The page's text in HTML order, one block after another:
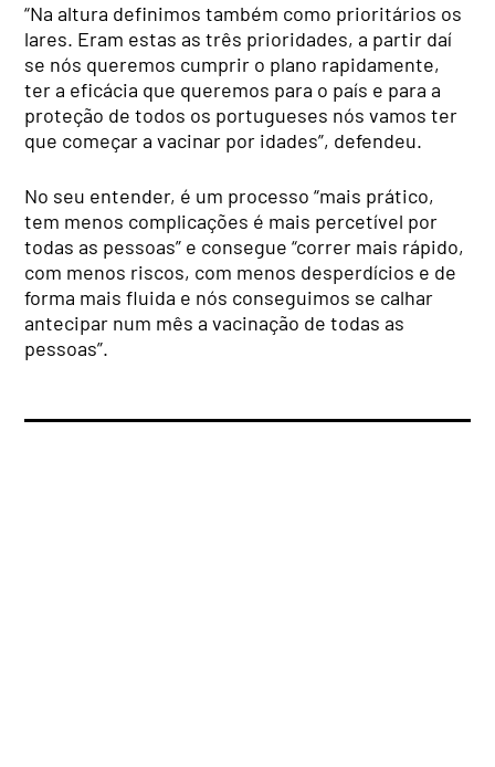
“Na altura definimos também como prioritários os
lares. Eram estas as três prioridades, a partir daí
se nós queremos cumprir o plano rapidamente,
ter a eficácia que queremos para o país e para a
proteção de todos os portugueses nós vamos ter
que começar a vacinar por idades”, defendeu.
No seu entender, é um processo “mais prático,
tem menos complicações é mais percetível por
todas as pessoas” e consegue “correr mais rápido,
com menos riscos, com menos desperdícios e de
forma mais fluida e nós conseguimos se calhar
antecipar num mês a vacinação de todas as
pessoas”.